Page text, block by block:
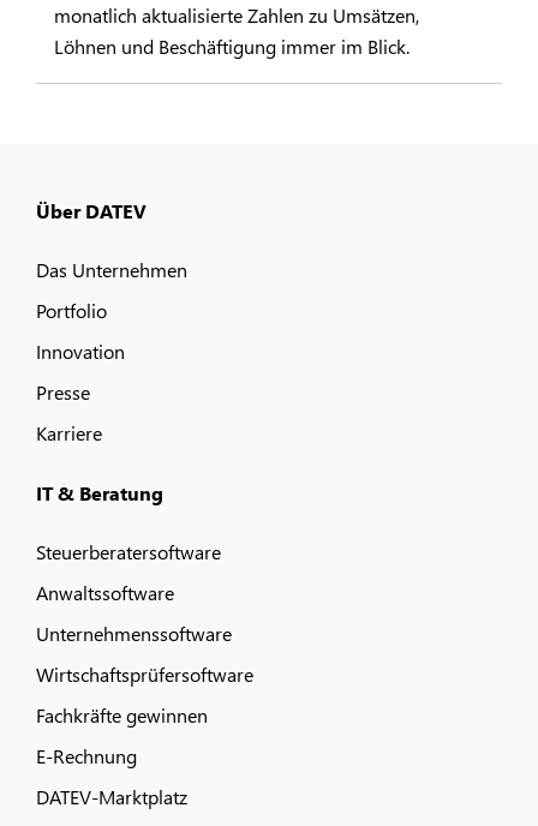
monatlich aktualisierte Zahlen zu Umsätzen,
Löhnen und Beschäftigung immer im Blick.
Über DATEV
Das Unternehmen
Portfolio
Innovation
Presse
Karriere
IT & Beratung
Steuerberatersoftware
Anwaltssoftware
Unternehmenssoftware
Wirtschaftsprüfersoftware
Fachkräfte gewinnen
E-Rechnung
DATEV-Marktplatz